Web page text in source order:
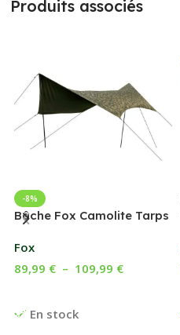
Produits associés
-8%
Bâche Fox Camolite Tarps
Fox
En stock
89,99 € – 109,99 €